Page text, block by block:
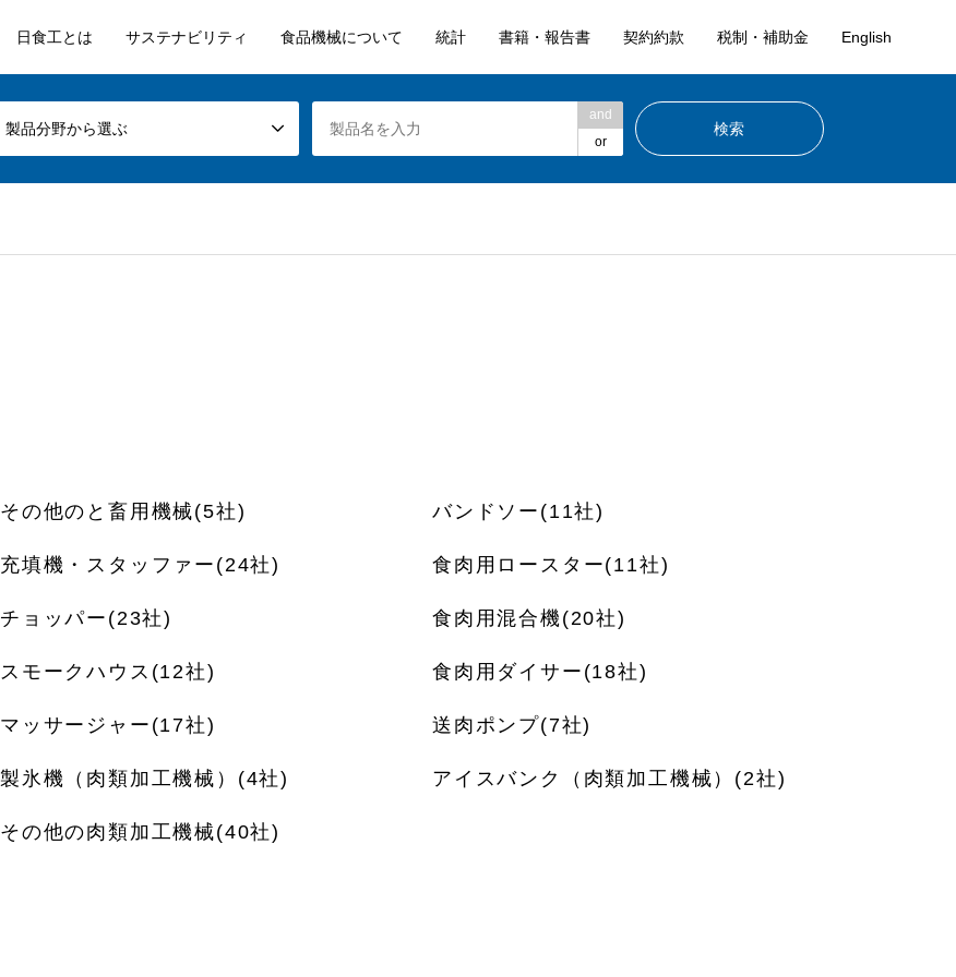
日食工とは サステナビリティ 食品機械について 統計 書籍・報告書 契約約款 税制・補助金 English
製品分野から選ぶ
and
or
その他のと畜用機械(5社) バンドソー(11社)
充填機・スタッファー(24社) 食肉用ロースター(11社)
チョッパー(23社) 食肉用混合機(20社)
スモークハウス(12社) 食肉用ダイサー(18社)
マッサージャー(17社) 送肉ポンプ(7社)
製氷機（肉類加工機械）(4社) アイスバンク（肉類加工機械）(2社)
その他の肉類加工機械(40社)